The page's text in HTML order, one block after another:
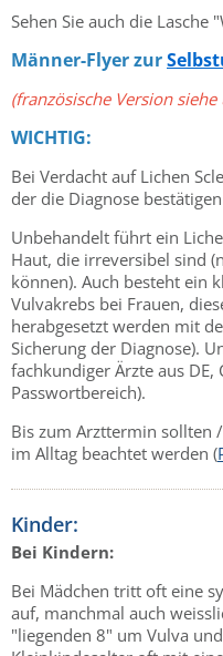
Sehen Sie auch die
Männer-Flyer zur
(französische Version
WICHTIG:
Bei Verdacht auf Lichen
der die Diagnose
Unbehandelt führt ein
Haut, die irreversibel sind
können). Auch besteht ein
Vulvakrebs bei Frauen,
herabgesetzt werden mit
Sicherung der Diagnose).
fachkundiger Ärzte aus DE,
Passwortbereich).
Bis zum Arzttermin sollten
im Alltag beachtet werden (
Kinder:
Bei Kindern:
Bei Mädchen tritt oft eine
auf, manchmal auch
"liegenden 8" um Vulva